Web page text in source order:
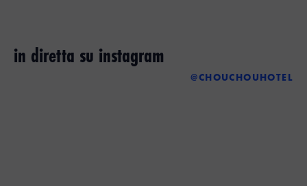
in diretta su instagram
@CHOUCHOUHOTEL